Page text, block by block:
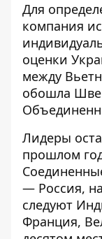
Для
компания
оценки
между
обошла
Лидеры
прошлом
— Россия,
следуют
Франция,